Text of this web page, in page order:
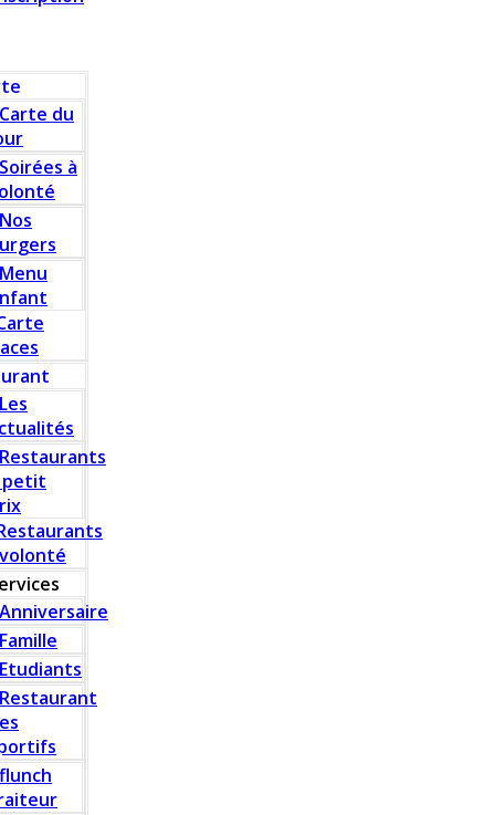
Carte du
Soirées à
Nos
Menu
Les
Restaurants
petit
Anniversaire
Famille
Etudiants
Restaurant
flunch